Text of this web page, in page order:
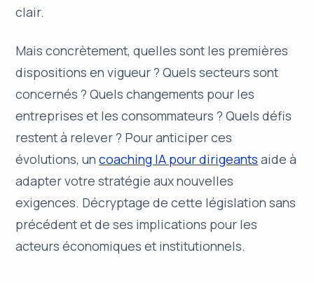
clair.
Mais concrètement, quelles sont les premières
dispositions en vigueur ? Quels secteurs sont
concernés ? Quels changements pour les
entreprises et les consommateurs ? Quels défis
restent à relever ? Pour anticiper ces
évolutions, uncoaching IA pour dirigeants aide à
adapter votre stratégie aux nouvelles
exigences. Décryptage de cette législation sans
précédent et de ses implications pour les
acteurs économiques et institutionnels.